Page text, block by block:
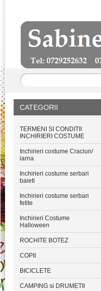
CATEGORII
TERMENI SI CONDITII
INCHIRIERI COSTUME
Inchirieri costume Craciun/
iarna
Inchirieri costume serbari
baieti
Inchirieri costume serbari
fetite
Inchirieri Costume
Halloween
ROCHITE BOTEZ
COPII
BICICLETE
CAMPING si DRUMETII